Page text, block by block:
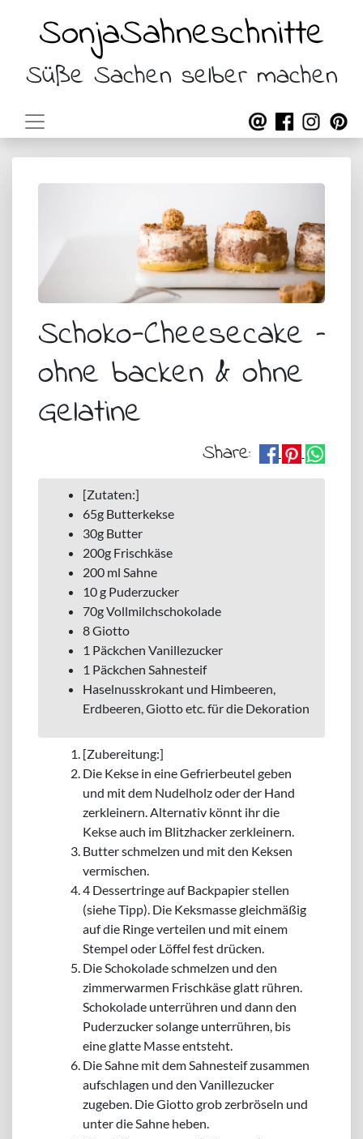
SonjaSahneschnitte
Süße Sachen selber machen
Schoko-Cheesecake –
ohne backen & ohne
Gelatine
Share:
[Zutaten:]
65g Butterkekse
30g Butter
200g Frischkäse
200 ml Sahne
10 g Puderzucker
70g Vollmilchschokolade
8 Giotto
1 Päckchen Vanillezucker
1 Päckchen Sahnesteif
Haselnusskrokant und Himbeeren,
Erdbeeren, Giotto etc. für die Dekoration
[Zubereitung:]
Die Kekse in eine Gefrierbeutel geben
und mit dem Nudelholz oder der Hand
zerkleinern. Alternativ könnt ihr die
Kekse auch im Blitzhacker zerkleinern.
Butter schmelzen und mit den Keksen
vermischen.
4 Dessertringe auf Backpapier stellen
(siehe Tipp). Die Keksmasse gleichmäßig
auf die Ringe verteilen und mit einem
Stempel oder Löffel fest drücken.
Die Schokolade schmelzen und den
zimmerwarmen Frischkäse glatt rühren.
Schokolade unterrühren und dann den
Puderzucker solange unterrühren, bis
eine glatte Masse entsteht.
Die Sahne mit dem Sahnesteif zusammen
aufschlagen und den Vanillezucker
zugeben. Die Giotto grob zerbröseln und
unter die Sahne heben.